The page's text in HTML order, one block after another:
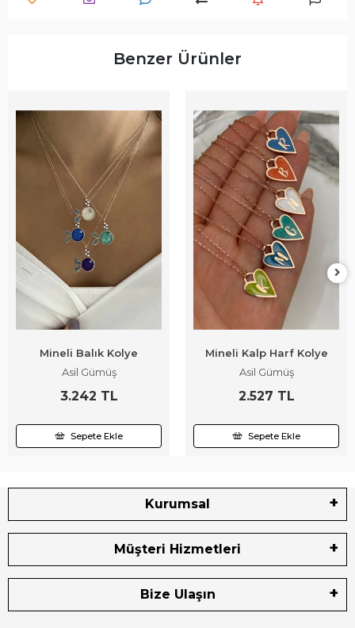
Benzer Ürünler
Mineli Balık Kolye
Asil Gümüş
3.242 TL
Sepete Ekle
Mineli Kalp Harf Kolye
Asil Gümüş
2.527 TL
Sepete Ekle
Kurumsal
Müşteri Hizmetleri
Bize Ulaşın